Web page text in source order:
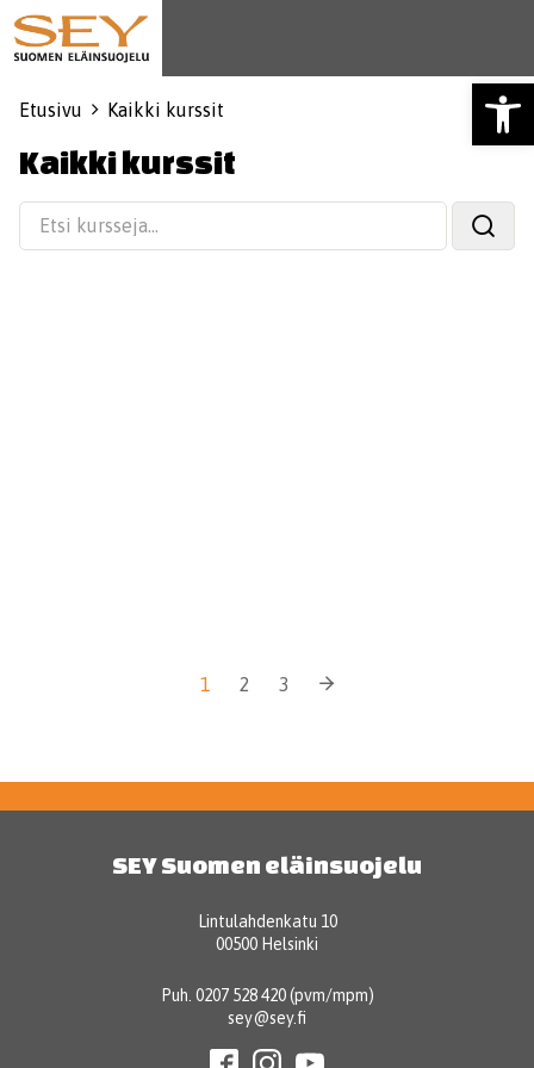
Etusivu Kaikki kurssit
Kaikki kurssit
1 2 3
SEY Suomen eläinsuojelu
Lintulahdenkatu 10
00500 Helsinki
Puh. 0207 528 420 (pvm/mpm)
sey@sey.fi